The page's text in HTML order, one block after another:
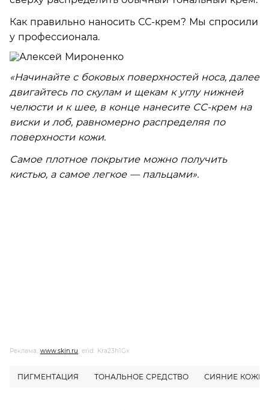
Как правильно наносить СС-крем? Мы спросили
у профессионала.
«Начинайте с боковых поверхностей носа, далее
двигайтесь по скулам и щекам к углу нижней
челюсти и к шее, в конце нанесите СС-крем на
виски и лоб, равномерно распределяя по
поверхности кожи.
Самое плотное покрытие можно получить
кистью, а самое легкое — пальцами».
Реклама, www.skin.ru, erid: Kra23h1Gx
ПИГМЕНТАЦИЯ ТОНАЛЬНОЕ СРЕДСТВО СИЯНИЕ КОЖИ